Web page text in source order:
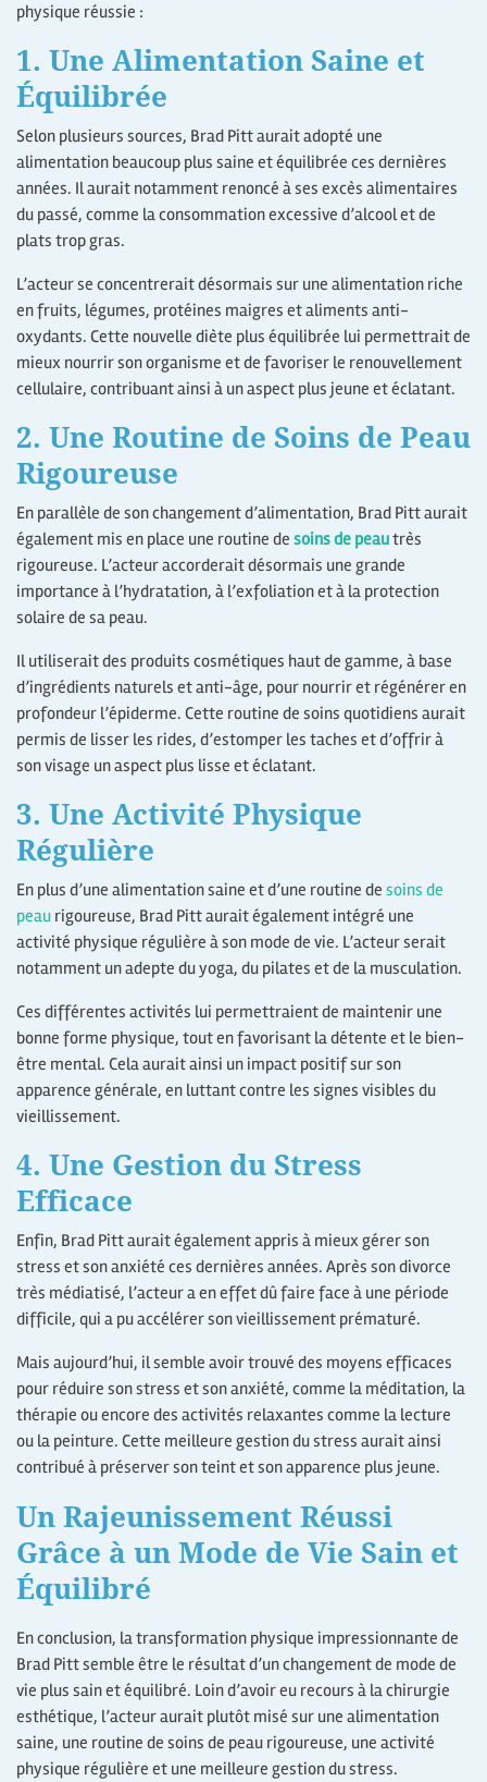
physique réussie :
1. Une Alimentation Saine et
Équilibrée
Selon plusieurs sources, Brad Pitt aurait adopté une
alimentation beaucoup plus saine et équilibrée ces dernières
années. Il aurait notamment renoncé à ses excès alimentaires
du passé, comme la consommation excessive d’alcool et de
plats trop gras.
L’acteur se concentrerait désormais sur une alimentation riche
en fruits, légumes, protéines maigres et aliments anti-
oxydants. Cette nouvelle diète plus équilibrée lui permettrait de
mieux nourrir son organisme et de favoriser le renouvellement
cellulaire, contribuant ainsi à un aspect plus jeune et éclatant.
2. Une Routine de Soins de Peau
Rigoureuse
En parallèle de son changement d’alimentation, Brad Pitt aurait
également mis en place une routine de soins de peautrès
rigoureuse. L’acteur accorderait désormais une grande
importance à l’hydratation, à l’exfoliation et à la protection
solaire de sa peau.
Il utiliserait des produits cosmétiques haut de gamme, à base
d’ingrédients naturels et anti-âge, pour nourrir et régénérer en
profondeur l’épiderme. Cette routine de soins quotidiens aurait
permis de lisser les rides, d’estomper les taches et d’offrir à
son visage un aspect plus lisse et éclatant.
3. Une Activité Physique
Régulière
En plus d’une alimentation saine et d’une routine de soins de
peau rigoureuse, Brad Pitt aurait également intégré une
activité physique régulière à son mode de vie. L’acteur serait
notamment un adepte du yoga, du pilates et de la musculation.
Ces différentes activités lui permettraient de maintenir une
bonne forme physique, tout en favorisant la détente et le bien-
être mental. Cela aurait ainsi un impact positif sur son
apparence générale, en luttant contre les signes visibles du
vieillissement.
4. Une Gestion du Stress
Efficace
Enfin, Brad Pitt aurait également appris à mieux gérer son
stress et son anxiété ces dernières années. Après son divorce
très médiatisé, l’acteur a en effet dû faire face à une période
difficile, qui a pu accélérer son vieillissement prématuré.
Mais aujourd’hui, il semble avoir trouvé des moyens efficaces
pour réduire son stress et son anxiété, comme la méditation, la
thérapie ou encore des activités relaxantes comme la lecture
ou la peinture. Cette meilleure gestion du stress aurait ainsi
contribué à préserver son teint et son apparence plus jeune.
Un Rajeunissement Réussi
Grâce à un Mode de Vie Sain et
Équilibré
En conclusion, la transformation physique impressionnante de
Brad Pitt semble être le résultat d’un changement de mode de
vie plus sain et équilibré. Loin d’avoir eu recours à la chirurgie
esthétique, l’acteur aurait plutôt misé sur une alimentation
saine, une routine de soins de peau rigoureuse, une activité
physique régulière et une meilleure gestion du stress.